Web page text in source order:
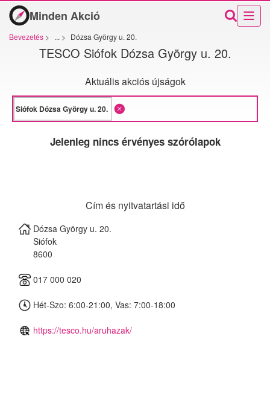
Minden Akció
Bevezetés > ... > Dózsa György u. 20.
TESCO Siófok Dózsa György u. 20.
Aktuális akciós újságok
Jelenleg nincs érvényes szórólapok
Cím és nyitvatartási idő
Dózsa György u. 20.
Siófok
8600
017 000 020
Hét-Szo: 6:00-21:00, Vas: 7:00-18:00
https://tesco.hu/aruhazak/